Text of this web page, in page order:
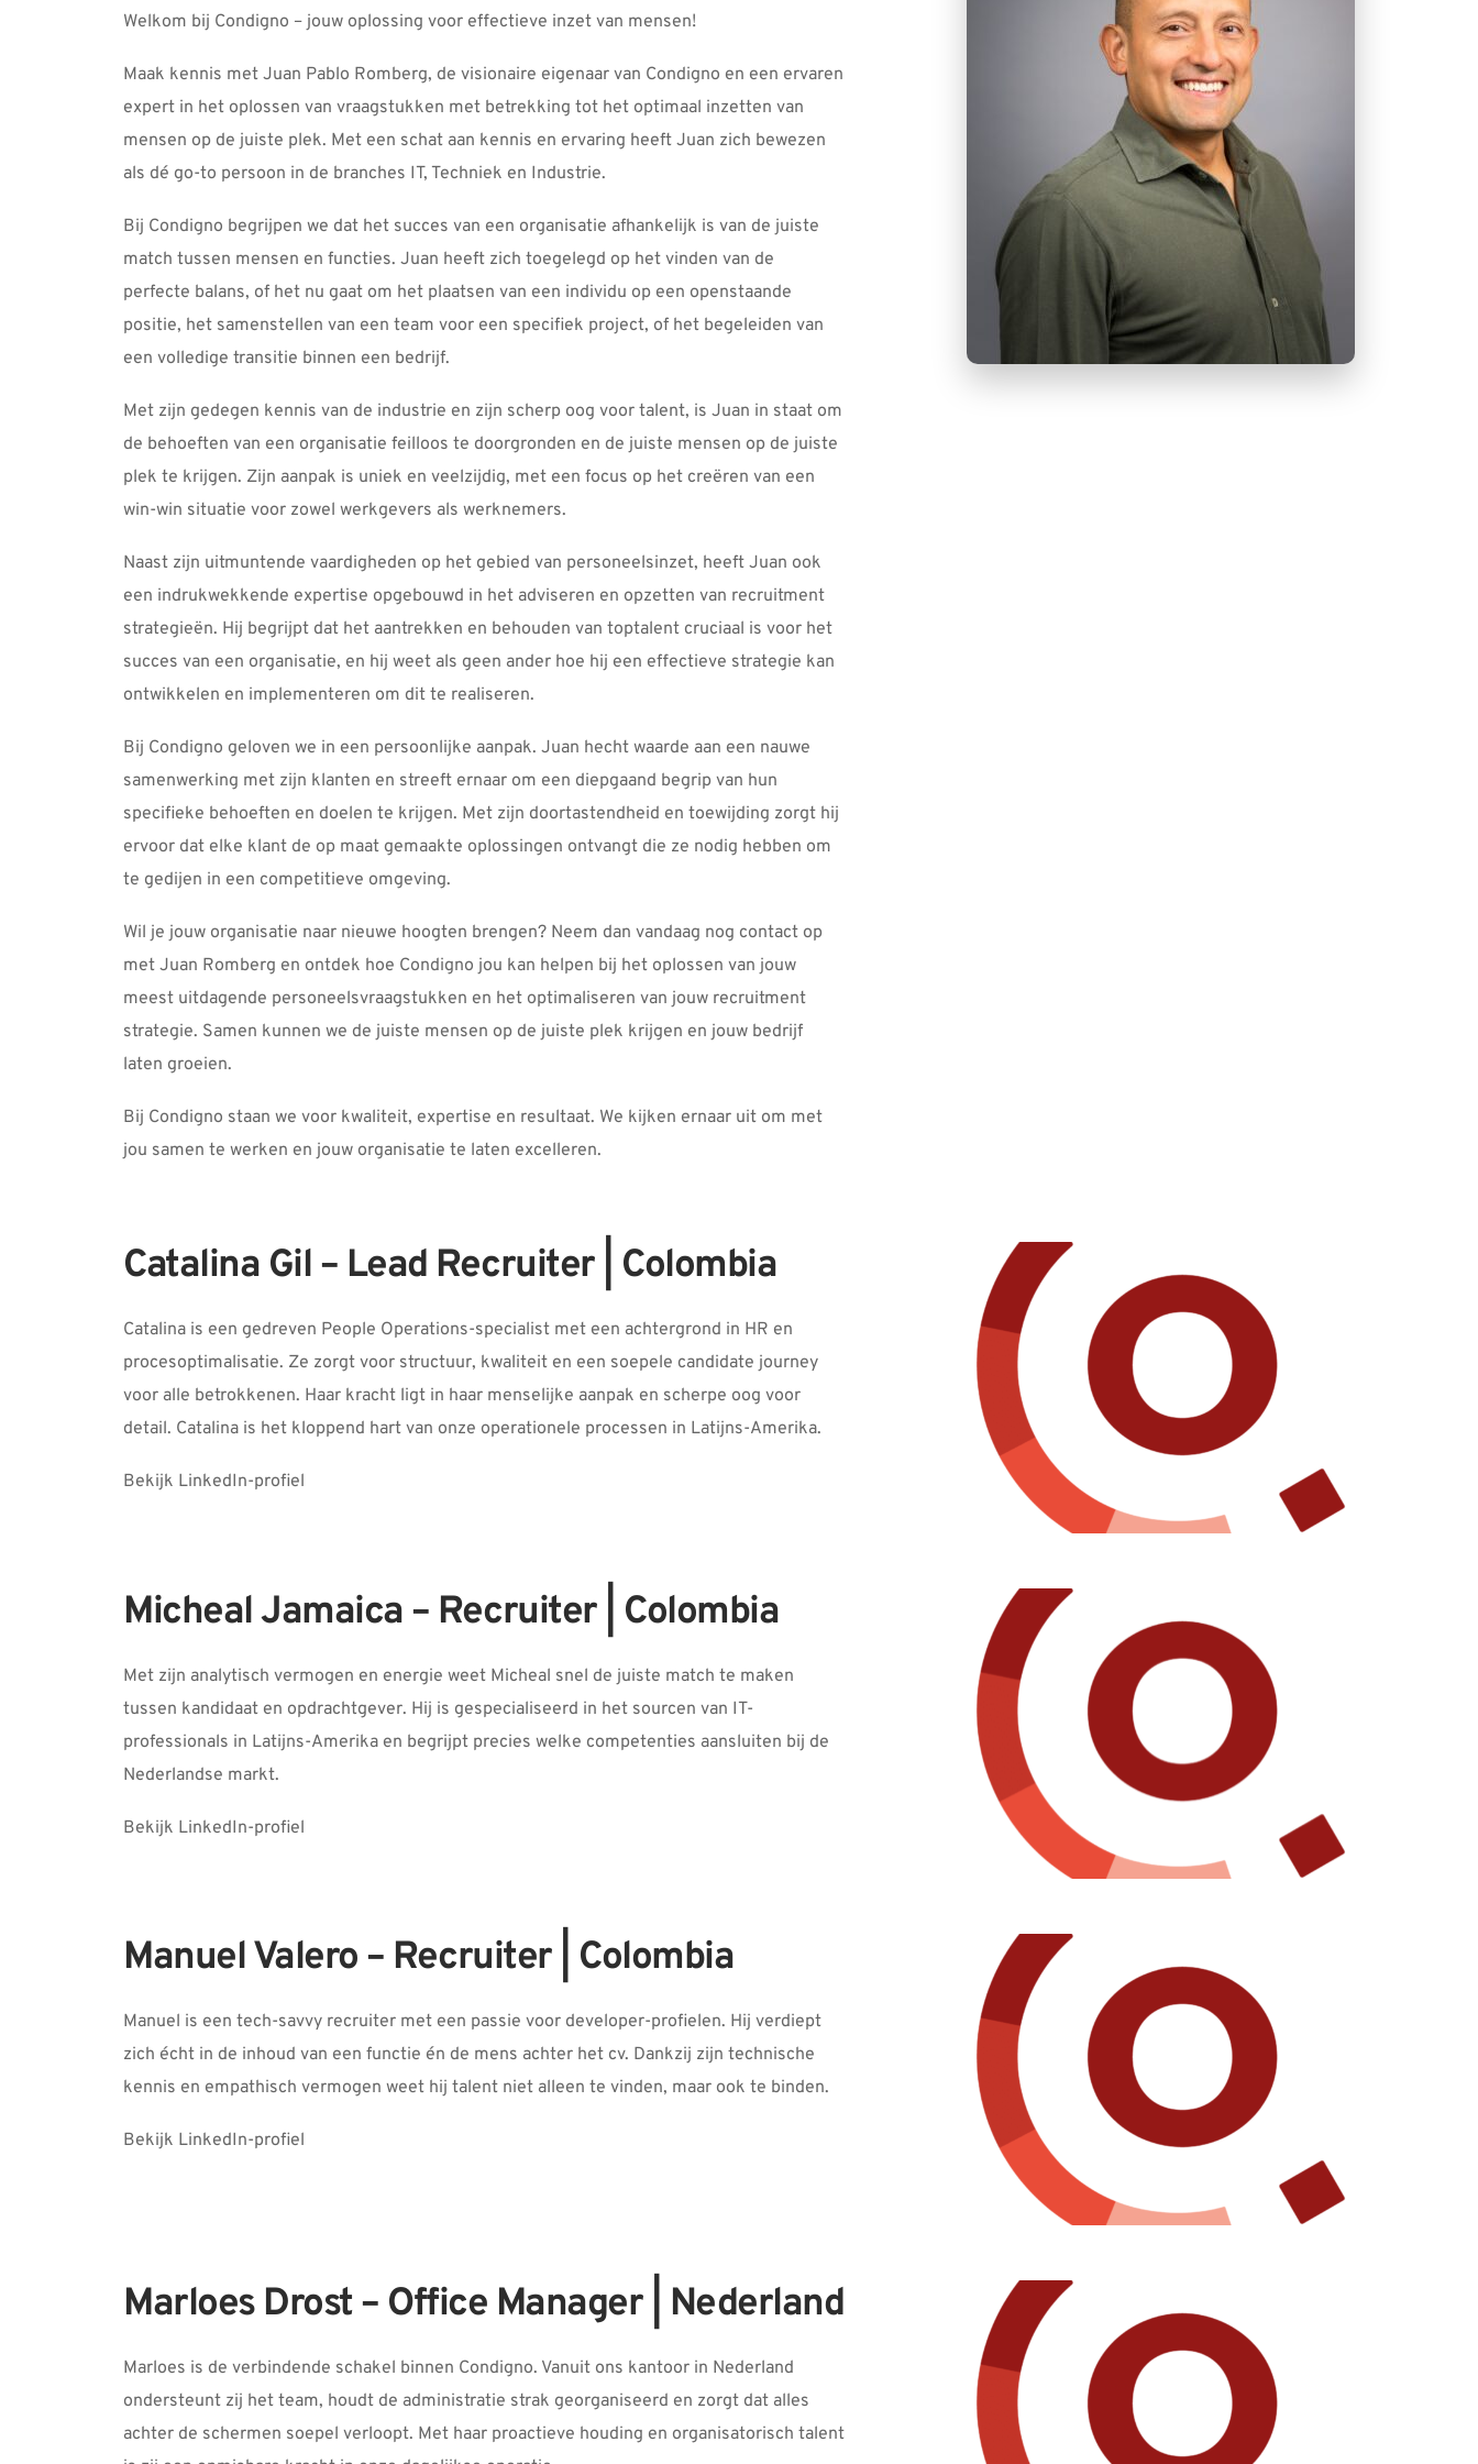
Welkom bij Condigno – jouw oplossing voor effectieve inzet van mensen!
Maak kennis met Juan Pablo Romberg, de visionaire eigenaar van Condigno en een ervaren
expert in het oplossen van vraagstukken met betrekking tot het optimaal inzetten van
mensen op de juiste plek. Met een schat aan kennis en ervaring heeft Juan zich bewezen
als dé go-to persoon in de branches IT, Techniek en Industrie.
Bij Condigno begrijpen we dat het succes van een organisatie afhankelijk is van de juiste
match tussen mensen en functies. Juan heeft zich toegelegd op het vinden van de
perfecte balans, of het nu gaat om het plaatsen van een individu op een openstaande
positie, het samenstellen van een team voor een specifiek project, of het begeleiden van
een volledige transitie binnen een bedrijf.
Met zijn gedegen kennis van de industrie en zijn scherp oog voor talent, is Juan in staat om
de behoeften van een organisatie feilloos te doorgronden en de juiste mensen op de juiste
plek te krijgen. Zijn aanpak is uniek en veelzijdig, met een focus op het creëren van een
win-win situatie voor zowel werkgevers als werknemers.
Naast zijn uitmuntende vaardigheden op het gebied van personeelsinzet, heeft Juan ook
een indrukwekkende expertise opgebouwd in het adviseren en opzetten van recruitment
strategieën. Hij begrijpt dat het aantrekken en behouden van toptalent cruciaal is voor het
succes van een organisatie, en hij weet als geen ander hoe hij een effectieve strategie kan
ontwikkelen en implementeren om dit te realiseren.
Bij Condigno geloven we in een persoonlijke aanpak. Juan hecht waarde aan een nauwe
samenwerking met zijn klanten en streeft ernaar om een diepgaand begrip van hun
specifieke behoeften en doelen te krijgen. Met zijn doortastendheid en toewijding zorgt hij
ervoor dat elke klant de op maat gemaakte oplossingen ontvangt die ze nodig hebben om
te gedijen in een competitieve omgeving.
Wil je jouw organisatie naar nieuwe hoogten brengen? Neem dan vandaag nog contact op
met Juan Romberg en ontdek hoe Condigno jou kan helpen bij het oplossen van jouw
meest uitdagende personeelsvraagstukken en het optimaliseren van jouw recruitment
strategie. Samen kunnen we de juiste mensen op de juiste plek krijgen en jouw bedrijf
laten groeien.
Bij Condigno staan we voor kwaliteit, expertise en resultaat. We kijken ernaar uit om met
jou samen te werken en jouw organisatie te laten excelleren.
Catalina Gil – Lead Recruiter | Colombia
Catalina is een gedreven People Operations-specialist met een achtergrond in HR en
procesoptimalisatie. Ze zorgt voor structuur, kwaliteit en een soepele candidate journey
voor alle betrokkenen. Haar kracht ligt in haar menselijke aanpak en scherpe oog voor
detail. Catalina is het kloppend hart van onze operationele processen in Latijns-Amerika.
Bekijk LinkedIn-profiel
Micheal Jamaica – Recruiter | Colombia
Met zijn analytisch vermogen en energie weet Micheal snel de juiste match te maken
tussen kandidaat en opdrachtgever. Hij is gespecialiseerd in het sourcen van IT-
professionals in Latijns-Amerika en begrijpt precies welke competenties aansluiten bij de
Nederlandse markt.
Bekijk LinkedIn-profiel
Manuel Valero – Recruiter | Colombia
Manuel is een tech-savvy recruiter met een passie voor developer-profielen. Hij verdiept
zich écht in de inhoud van een functie én de mens achter het cv. Dankzij zijn technische
kennis en empathisch vermogen weet hij talent niet alleen te vinden, maar ook te binden.
Bekijk LinkedIn-profiel
Marloes Drost – Office Manager | Nederland
Marloes is de verbindende schakel binnen Condigno. Vanuit ons kantoor in Nederland
ondersteunt zij het team, houdt de administratie strak georganiseerd en zorgt dat alles
achter de schermen soepel verloopt. Met haar proactieve houding en organisatorisch talent